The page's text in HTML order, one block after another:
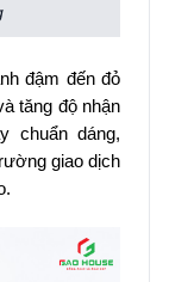
đậm đến đỏ
tăng độ nhận
chuẩn dáng,
giao dịch